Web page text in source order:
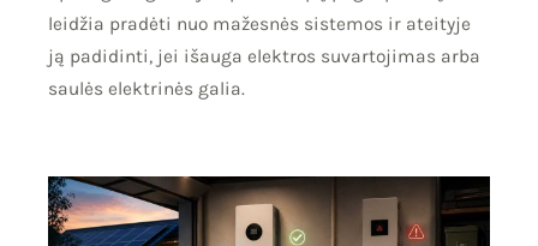
leidžia pradėti nuo mažesnės sistemos ir ateityje
ją padidinti, jei išauga elektros suvartojimas arba
saulės elektrinės galia.